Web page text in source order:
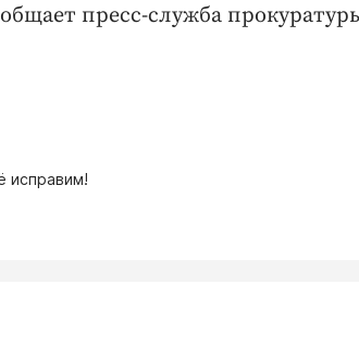
пресс-служба
исправим!